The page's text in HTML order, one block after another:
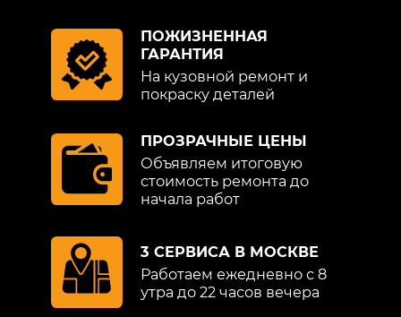
ПОЖИЗНЕННАЯ
ГАРАНТИЯ
На кузовной ремонт и
покраску деталей
ПРОЗРАЧНЫЕ ЦЕНЫ
Объявляем итоговую
стоимость ремонта до
начала работ
3 СЕРВИСА В МОСКВЕ
Работаем ежедневно с 8
утра до 22 часов вечера